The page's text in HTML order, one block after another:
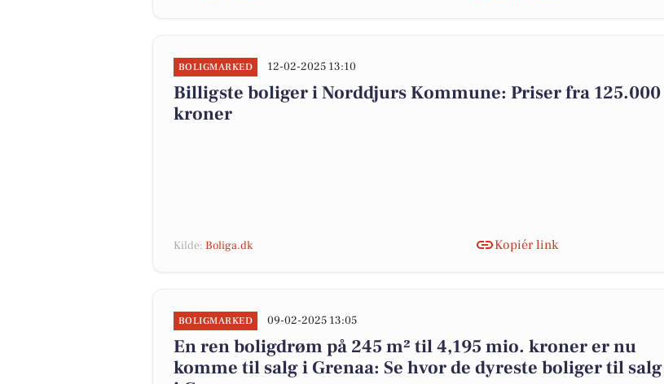
BOLIGMARKED 12-02-2025 13:10
Billigste boliger i Norddjurs Kommune: Priser fra 125.000
kroner
Kilde: Boliga.dk Kopiér link
BOLIGMARKED 09-02-2025 13:05
En ren boligdrøm på 245 m² til 4,195 mio. kroner er nu
komme til salg i Grenaa: Se hvor de dyreste boliger til salg